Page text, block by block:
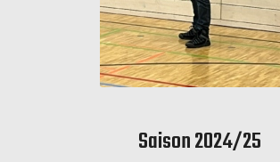
Saison 2024/25